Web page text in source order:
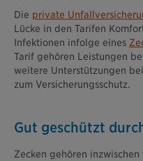
Die private
Lücke in den Tarifen
Infektionen infolge eines
Tarif gehören Leistungen
weitere Unterstützungen
zum Versicherungsschutz.
Gut geschützt
Zecken gehören